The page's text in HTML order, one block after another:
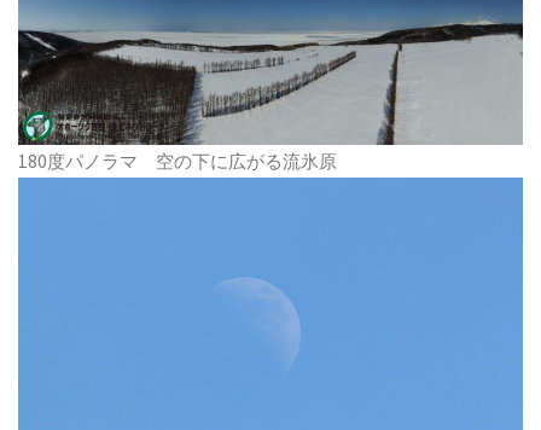
180度パノラマ 空の下に広がる流氷原